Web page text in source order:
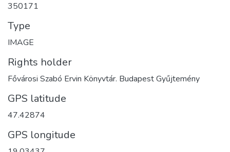
350171
Type
IMAGE
Rights holder
Fővárosi Szabó Ervin Könyvtár. Budapest Gyűjtemény
GPS latitude
47.42874
GPS longitude